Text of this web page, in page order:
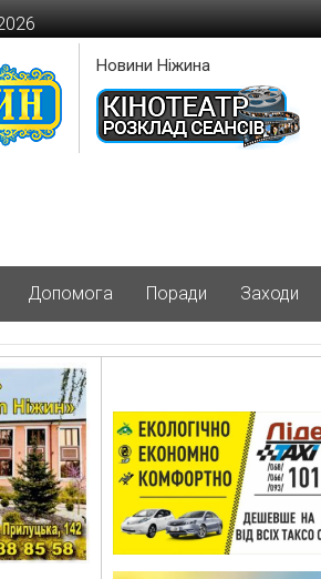
Новини Ніжина
Допомога Поради Заходи